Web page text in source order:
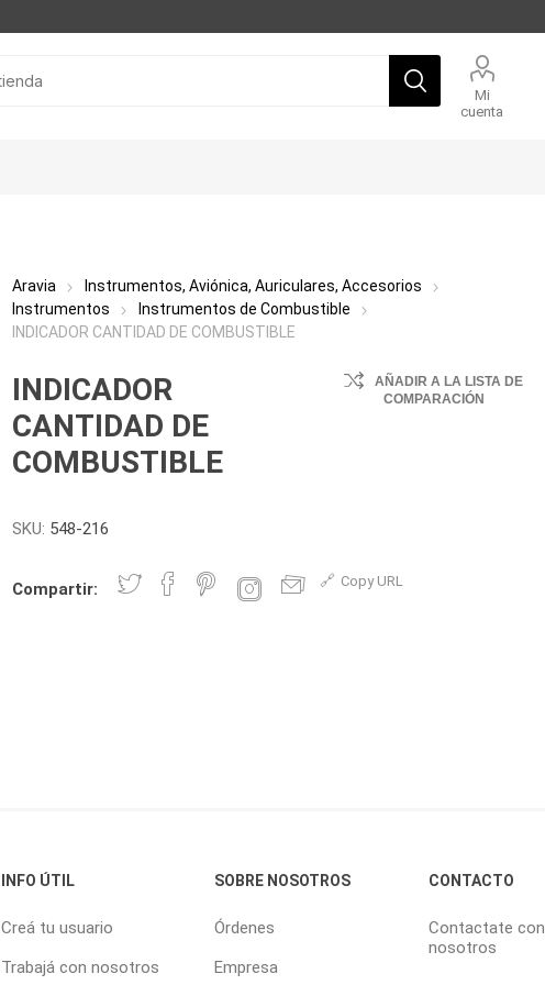
Mi
cuenta
Aravia
Instrumentos, Aviónica, Auriculares, Accesorios
Instrumentos
Instrumentos de Combustible
INDICADOR CANTIDAD DE COMBUSTIBLE
INDICADOR
CANTIDAD DE
COMBUSTIBLE
AÑADIR A LA LISTA DE
COMPARACIÓN
SKU: 548-216
Compartir: Copy URL
INFO ÚTIL
Creá tu usuario
Trabajá con nosotros
SOBRE NOSOTROS
Órdenes
Empresa
CONTACTO
Contactate con
nosotros